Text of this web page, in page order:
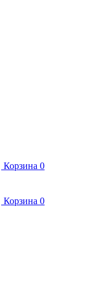
Корзина 0
Корзина 0